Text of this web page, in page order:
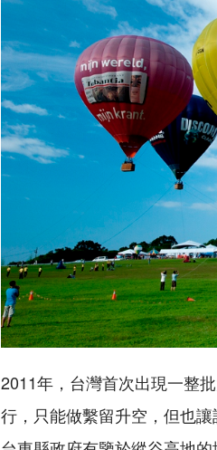
2011年，台灣首次出現一整
行，只能做繫留升空，但也